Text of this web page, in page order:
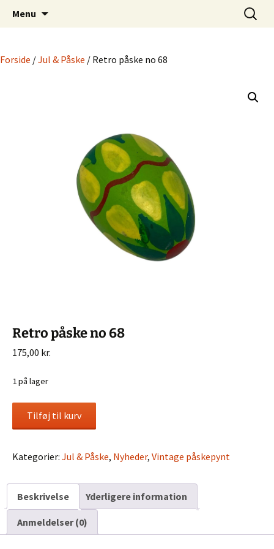
Retro-Shoppen.DK
Dansk Design fra 1940 til 1980
Menu
Søg
efter:
Forside /Jul & Påske / Retro påske no 68
Retro påske no 68
175,00 kr.
1 på lager
Retro
68
Tilføj til kurv
Kategorier: Jul & Påske, Nyheder, Vintage påskepynt
Beskrivelse Yderligere information
Anmeldelser (0)